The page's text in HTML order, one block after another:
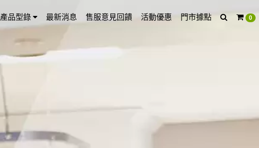
產品型錄 最新消息 售服意見回饋 活動優惠 門市據點 0